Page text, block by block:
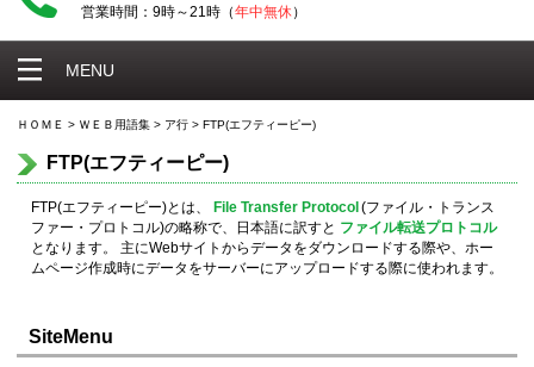
営業時間：9時～21時（年中無休）
MENU
ＨＯＭＥ > ＷＥＢ用語集 > ア行 > FTP(エフティーピー)
FTP(エフティーピー)
FTP(エフティーピー)とは、 File Transfer Protocol(ファイル・トランス
ファー・プロトコル)の略称で、日本語に訳すと ファイル転送プロトコル
となります。 主にWebサイトからデータをダウンロードする際や、ホー
ムページ作成時にデータをサーバーにアップロードする際に使われます。
SiteMenu